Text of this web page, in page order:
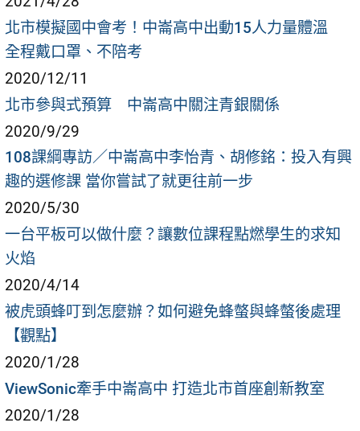
北市模擬國中會考！中崙高中出動15人力量體溫
全程戴口罩、不陪考
2020/12/11
北市參與式預算 中崙高中關注青銀關係
2020/9/29
108課綱專訪／中崙高中李怡青、胡修銘：投入有興
趣的選修課 當你嘗試了就更往前一步
2020/5/30
一台平板可以做什麼？讓數位課程點燃學生的求知
火焰
2020/4/14
被虎頭蜂叮到怎麼辦？如何避免蜂螫與蜂螫後處理
【觀點】
2020/1/28
ViewSonic牽手中崙高中 打造北市首座創新教室
2020/1/28